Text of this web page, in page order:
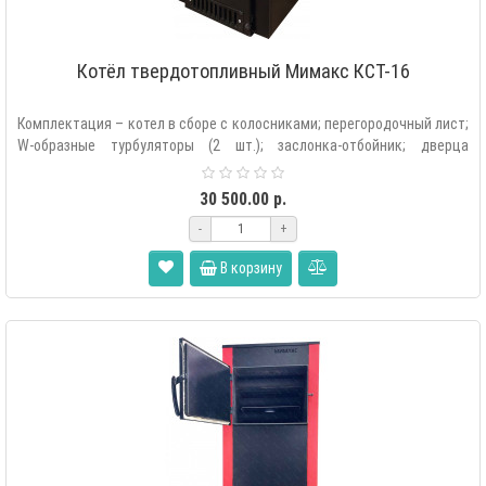
Котёл твердотопливный Мимакс КСТ-16
Комплектация – котел в сборе с колосниками; перегородочный лист;
W-образные турбуляторы (2 шт.); заслонка-отбойник; дверца
30 500.00 р.
- +
В корзину